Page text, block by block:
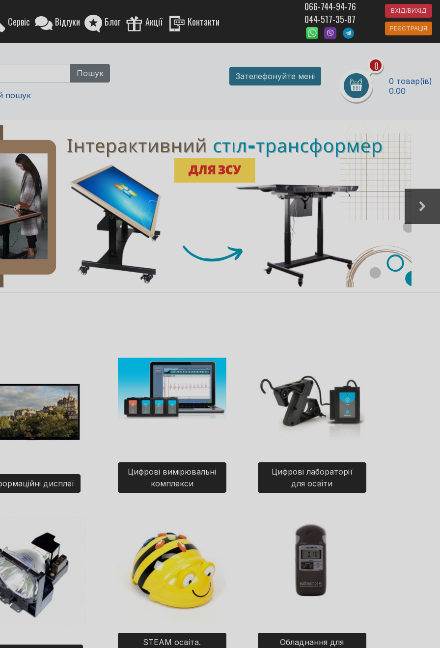
Сервіс Відгуки Блог Акції Контакти
066-744-94-76
044-517-35-87
ВХІД/ВИХІД
РЕЄСТРАЦІЯ
пошук
Зателефонуйте мені
0
0 товар(ів)
0.00
дисплеї
Цифрові вимірювальні
комплекси
Цифрові лабораторії
для освіти
STEAM освіта.
Обладнання для